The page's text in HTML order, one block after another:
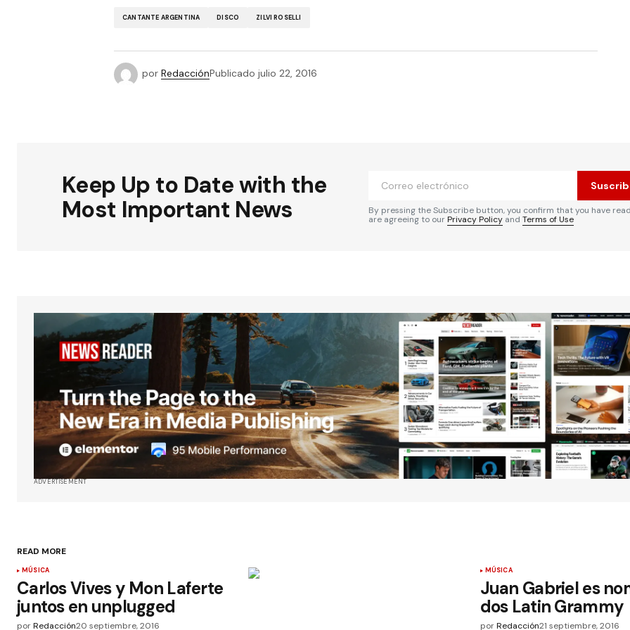
CANTANTE ARGENTINA DISCO ZILVI ROSELLI
por RedacciónPublicado julio 22, 2016
Keep Up to Date with the
Most Important News
By pressing the Subscribe button, you confirm that you have
are agreeing to ourPrivacy Policy and Terms of Use
ADVERTISEMENT
READ MORE
MÚSICA
Carlos Vives y Mon Laferte
juntos en unplugged
porRedacción20 septiembre, 2016
MÚSICA
Juan Gabriel es
dos Latin Grammy
por Redacción21 septiembre, 2016